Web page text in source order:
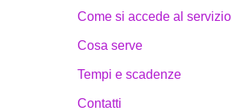
Come si accede al servizio
Cosa serve
Tempi e scadenze
Contatti